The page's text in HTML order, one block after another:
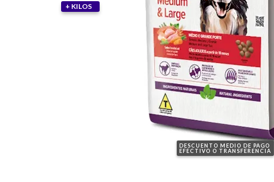
DESCUENTO MEDIO DE PAGO
EFECTIVO O TRANSFERENCIA
+ KILOS